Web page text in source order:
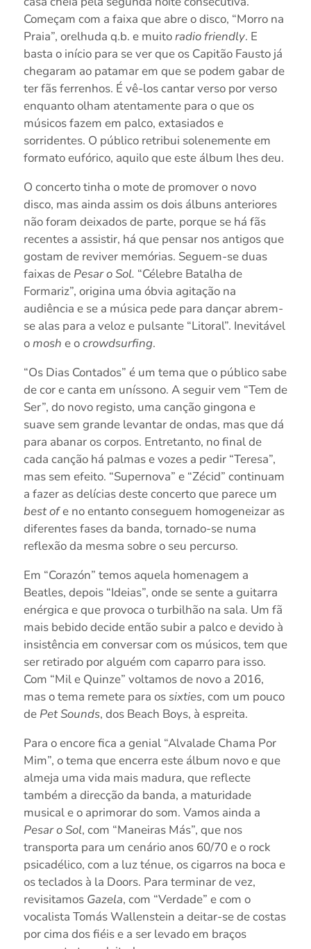
Começam com a faixa que abre o disco, “Morro na
Praia”, orelhuda q.b. e muitoradio friendly. E
basta o início para se ver que os Capitão Fausto já
chegaram ao patamar em que se podem gabar de
ter fãs ferrenhos. É vê-los cantar verso por verso
enquanto olham atentamente para o que os
músicos fazem em palco, extasiados e
sorridentes. O público retribui solenemente em
formato eufórico, aquilo que este álbum lhes deu.
O concerto tinha o mote de promover o novo
disco, mas ainda assim os dois álbuns anteriores
não foram deixados de parte, porque se há fãs
recentes a assistir, há que pensar nos antigos que
gostam de reviver memórias. Seguem-se duas
faixas de Pesar o Sol. “Célebre Batalha de
Formariz”, origina uma óbvia agitação na
audiência e se a música pede para dançar abrem-
se alas para a veloz e pulsante “Litoral”. Inevitável
omosh e ocrowdsurfing.
“Os Dias Contados” é um tema que o público sabe
de cor e canta em uníssono. A seguir vem “Tem de
Ser”, do novo registo, uma canção gingona e
suave sem grande levantar de ondas, mas que dá
para abanar os corpos. Entretanto, no final de
cada canção há palmas e vozes a pedir “Teresa”,
mas sem efeito. “Supernova” e “Zécid” continuam
a fazer as delícias deste concerto que parece um
best ofe no entanto conseguem homogeneizar as
diferentes fases da banda, tornado-se numa
reflexão da mesma sobre o seu percurso.
Em “Corazón” temos aquela homenagem a
Beatles, depois “Ideias”, onde se sente a guitarra
enérgica e que provoca o turbilhão na sala. Um fã
mais bebido decide então subir a palco e devido à
insistência em conversar com os músicos, tem que
ser retirado por alguém com caparro para isso.
Com “Mil e Quinze” voltamos de novo a 2016,
mas o tema remete para ossixties, com um pouco
de Pet Sounds, dos Beach Boys, à espreita.
Para o encore fica a genial “Alvalade Chama Por
Mim”, o tema que encerra este álbum novo e que
almeja uma vida mais madura, que reflecte
também a direcção da banda, a maturidade
musical e o aprimorar do som. Vamos ainda a
Pesar o Sol, com “Maneiras Más”, que nos
transporta para um cenário anos 60/70 e o rock
psicadélico, com a luz ténue, os cigarros na boca e
os teclados à la Doors. Para terminar de vez,
revisitamos Gazela, com “Verdade” e com o
vocalista Tomás Wallenstein a deitar-se de costas
por cima dos fiéis e a ser levado em braços